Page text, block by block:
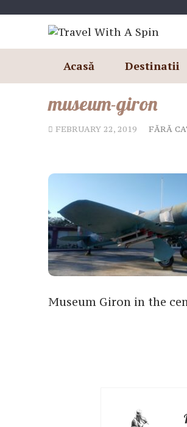
Acasă Destinatii
museum-giron
FEBRUARY 22, 2019 FĂRĂ
Museum Giron in the